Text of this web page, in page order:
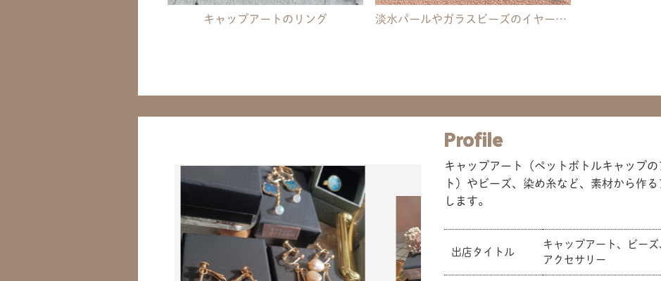
キャップアートのリング 淡水パールやガラスビーズのイヤーカフ
Profile
キャップアート（ペットボトルキャップ
ト）やビーズ、染め糸など、素材から作
します。
出店タイトル
キャップアート、ビー
アクセサリー